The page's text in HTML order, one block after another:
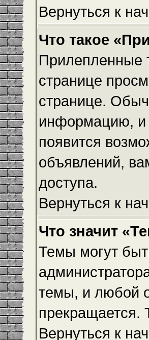
Вернуться к
Что такое
Прилепленные
странице
странице.
информацию, и
появится
объявлений,
доступа.
Вернуться к
Что значит
Темы могут
темы, и любой
прекращается.
Вернуться к